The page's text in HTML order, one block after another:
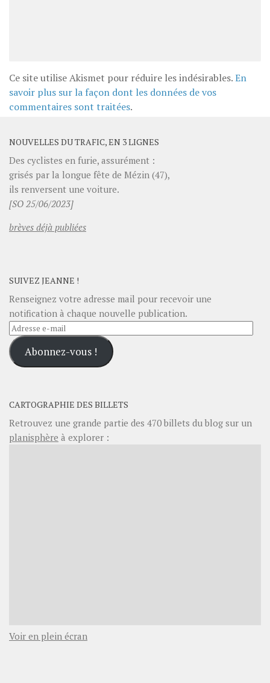
Ce site utilise Akismet pour réduire les indésirables.En
savoir plus sur la façon dont les données de vos
commentaires sont traitées.
NOUVELLES DU TRAFIC, EN 3 LIGNES
Des cyclistes en furie, assurément :
grisés par la longue fête de Mézin (47),
ils renversent une voiture.
[SO 25/06/2023]
brèves déjà publiées
SUIVEZ JEANNE !
Renseignez votre adresse mail pour recevoir une
notification à chaque nouvelle publication.
Adresse
e-
mailAbonnez-vous !
CARTOGRAPHIE DES BILLETS
Retrouvez une grande partie des 470billets du blog sur un
planisphère à explorer :
Voir en plein écran